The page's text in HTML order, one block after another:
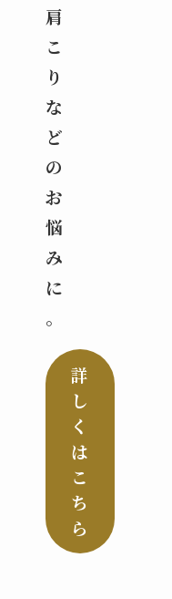
肩
こ
り
な
ど
の
お
悩
み
に
。
詳
し
く
は
こ
ち
ら